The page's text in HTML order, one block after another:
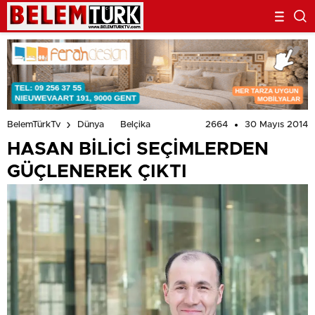
BelemTürkTv Dünya Belçika 2664 30 Mayıs 2014
HASAN BİLİCİ SEÇİMLERDEN
GÜÇLENEREK ÇIKTI